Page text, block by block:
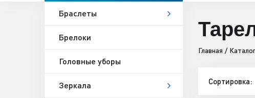
Браслеты
Брелоки
Головные уборы
Зеркала
Главная Каталог
Сортировка: